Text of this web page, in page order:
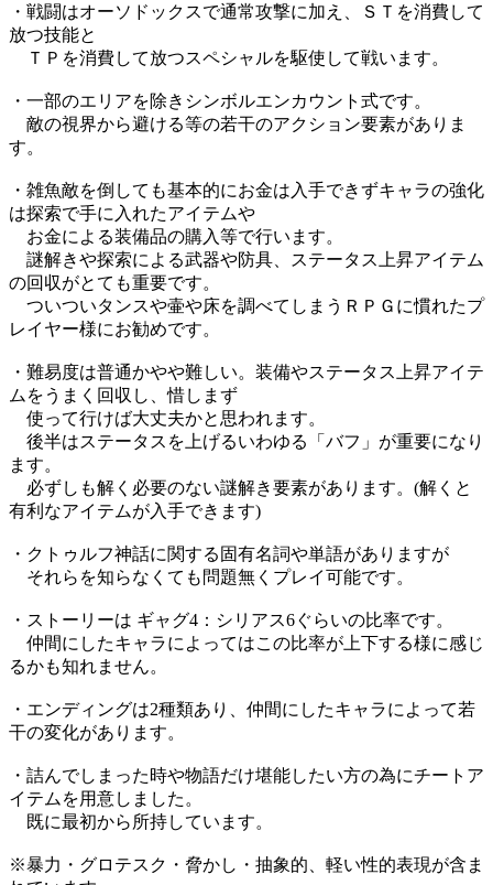
・戦闘はオーソドックスで通常攻撃に加え、ＳＴを消費して
放つ技能と
ＴＰを消費して放つスペシャルを駆使して戦います。
・一部のエリアを除きシンボルエンカウント式です。
敵の視界から避ける等の若干のアクション要素がありま
す。
・雑魚敵を倒しても基本的にお金は入手できずキャラの強化
は探索で手に入れたアイテムや
お金による装備品の購入等で行います。
謎解きや探索による武器や防具、ステータス上昇アイテム
の回収がとても重要です。
ついついタンスや壷や床を調べてしまうＲＰＧに慣れたプ
レイヤー様にお勧めです。
・難易度は普通かやや難しい。装備やステータス上昇アイテ
ムをうまく回収し、惜しまず
使って行けば大丈夫かと思われます。
後半はステータスを上げるいわゆる「バフ」が重要になり
ます。
必ずしも解く必要のない謎解き要素があります。(解くと
有利なアイテムが入手できます)
・クトゥルフ神話に関する固有名詞や単語がありますが
それらを知らなくても問題無くプレイ可能です。
・ストーリーは ギャグ4：シリアス6ぐらいの比率です。
仲間にしたキャラによってはこの比率が上下する様に感じ
るかも知れません。
・エンディングは2種類あり、仲間にしたキャラによって若
干の変化があります。
・詰んでしまった時や物語だけ堪能したい方の為にチートア
イテムを用意しました。
既に最初から所持しています。
※暴力・グロテスク・脅かし・抽象的、軽い性的表現が含ま